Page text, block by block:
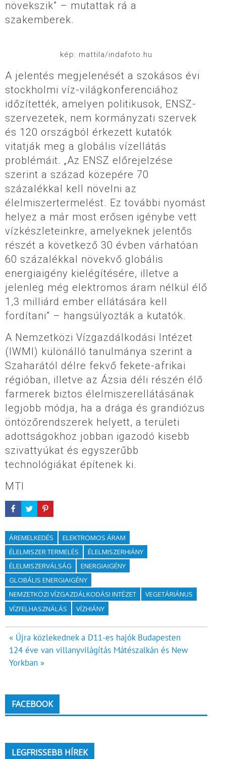
növekszik” – mutattak rá a
szakemberek.
kép: mattila/indafoto.hu
A jelentés megjelenését a szokásos évi
stockholmi víz-világkonferenciához
időzítették, amelyen politikusok, ENSZ-
szervezetek, nem kormányzati szervek
és 120 országból érkezett kutatók
vitatják meg a globális vízellátás
problémáit. „Az ENSZ előrejelzése
szerint a század közepére 70
százalékkal kell növelni az
élelmiszertermelést. Ez további nyomást
helyez a már most erősen igénybe vett
vízkészleteinkre, amelyeknek jelentős
részét a következő 30 évben várhatóan
60 százalékkal növekvő globális
energiaigény kielégítésére, illetve a
jelenleg még elektromos áram nélkül élő
1,3 milliárd ember ellátására kell
fordítani” – hangsúlyozták a kutatók.
A Nemzetközi Vízgazdálkodási Intézet
(IWMI) különálló tanulmánya szerint a
Szaharától délre fekvő fekete-afrikai
régióban, illetve az Ázsia déli részén élő
farmerek biztos élelmiszerellátásának
legjobb módja, ha a drága és grandiózus
öntözőrendszerek helyett, a területi
adottságokhoz jobban igazodó kisebb
szivattyúkat és egyszerűbb
technológiákat építenek ki.
MTI
ÁREMELKEDÉS
ELEKTROMOS ÁRAM
ÉLELMISZER TERMELÉS
ÉLELMISZERHIÁNY
ÉLELMISZERVÁLSÁG
ENERGIAIGÉNY
GLOBÁLIS ENERGIAIGÉNY
NEMZETKÖZI VÍZGAZDÁLKODÁSI INTÉZET
VEGETÁRIÁNUS
VÍZFELHASZNÁLÁS
VÍZHIÁNY
Bejegyzés
navigáció
« Újra közlekednek a D11-es hajók Budapesten
124 éve van villanyvilágítás Mátészalkán és New
Yorkban »
FACEBOOK
LEGFRISSEBB HÍREK